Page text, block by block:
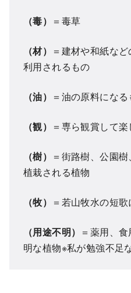
（毒） ＝毒草
（材） ＝建材や和紙な
利用されるもの
（油） ＝油の原料にな
（観） ＝専ら観賞して
（樹） ＝街路樹、公園
植栽される植物
（牧） ＝若山牧水の短
（用途不明） ＝薬用、
明な植物※私が勉強不足